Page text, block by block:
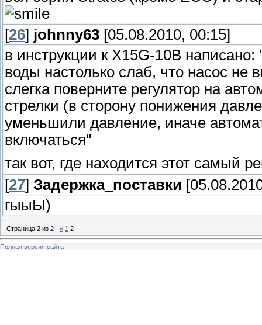
[26] johnny63 [05.08.2010, 00:15]
в инструкции к X15G-10B
воды настолько слаб, что насос
слегка поверните регулятор на
стрелки (в сторону понижения
уменьшили давление, иначе
включаться"
так вот, где находится этот самый
[27] Задержка_поставки
гыыЫ)
Страница 2 из 2 « 1 2
Полная версия сайта